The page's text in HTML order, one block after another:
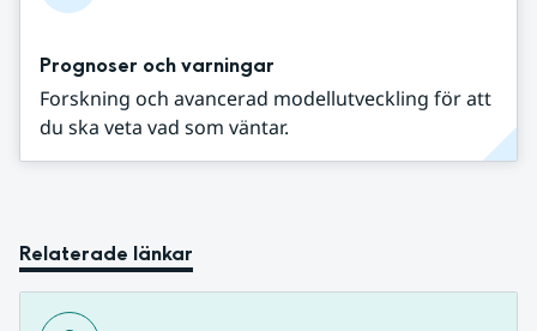
Prognoser och varningar
Forskning och avancerad modellutveckling för att
du ska veta vad som väntar.
Relaterade länkar